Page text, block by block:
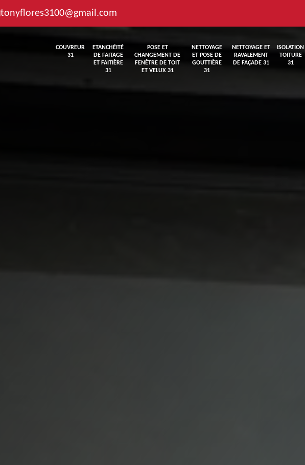
tonyflores3100@gmail.com
COUVREUR
31
ETANCHÉITÉ
DE FAITAGE
ET FAITIÈRE
31
POSE ET
CHANGEMENT DE
FENÊTRE DE TOIT
ET VELUX 31
NETTOYAGE
ET POSE DE
GOUTTIÈRE
31
NETTOYAGE ET
RAVALEMENT
DE FAÇADE 31
ISOLATION
TOITURE
31